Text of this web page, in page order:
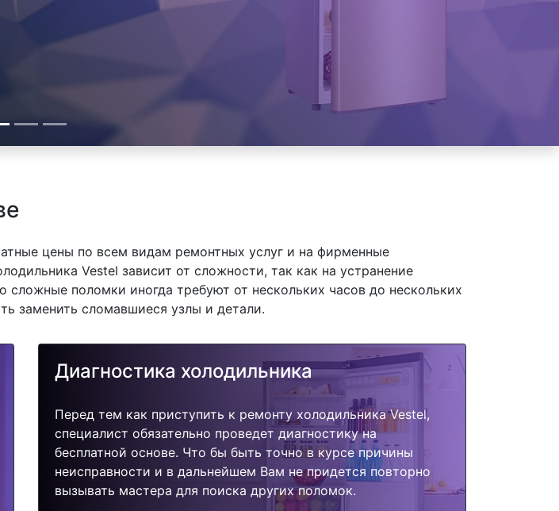
цены по всем видам ремонтных услуг и на фирменные
Vestel зависит от сложности, так как на устранение
поломки иногда требуют от нескольких часов до нескольких
заменить сломавшиеся узлы и детали.
Диагностика холодильника
Перед тем как приступить к ремонту холодильника Vestel,
специалист обязательно проведет диагностику на
бесплатной основе. Что бы быть точно в курсе причины
неисправности и в дальнейшем Вам не придется повторно
вызывать мастера для поиска других поломок.